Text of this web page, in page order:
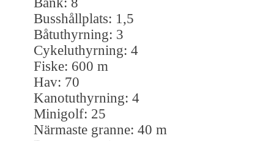
Busshållplats: 1,5
Båtuthyrning: 3
Cykeluthyrning: 4
Fiske: 600 m
Hav: 70
Kanotuthyrning: 4
Minigolf: 25
Närmaste granne: 40 m